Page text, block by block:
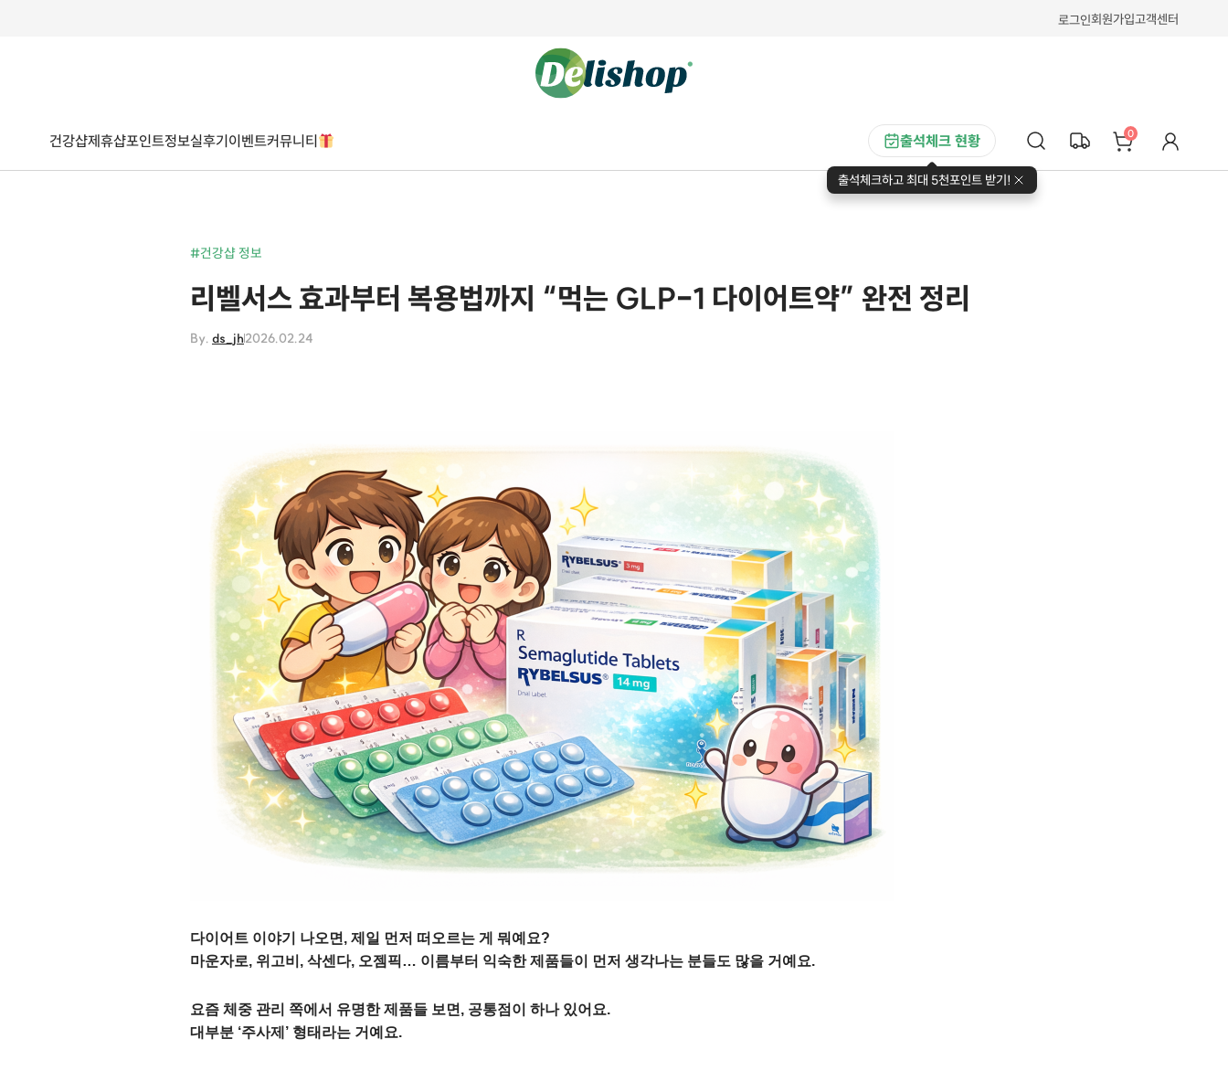
로그인회원가입고객센터
출석체크 현황
출석체크하고 최대 5천포인트 받기!
0
건강샵제휴샵포인트정보실후기이벤트커뮤니티
#건강샵 정보
리벨서스 효과부터 복용법까지 “먹는 GLP-1 다이어트약” 완전 정리
By. ds_jh2026.02.24
다이어트 이야기 나오면, 제일 먼저 떠오르는 게 뭐예요?
마운자로, 위고비, 삭센다, 오젬픽… 이름부터 익숙한 제품들이 먼저 생각나는 분들도 많을 거예요.
요즘 체중 관리 쪽에서 유명한 제품들 보면, 공통점이 하나 있어요.
대부분 ‘주사제’ 형태라는 거예요.